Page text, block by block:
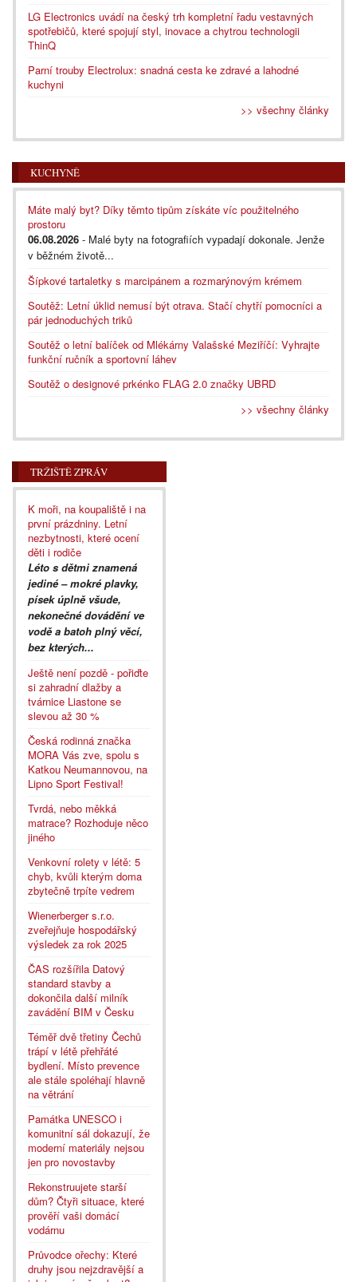
LG Electronics uvádí na český trh kompletní řadu vestavných
spotřebičů, které spojují styl, inovace a chytrou technologii
ThinQ
Parní trouby Electrolux: snadná cesta ke zdravé a lahodné
kuchyni
>> všechny články
KUCHYNĚ
Máte malý byt? Díky těmto tipům získáte víc použitelného
prostoru
06.08.2026 - Malé byty na fotografiích vypadají dokonale. Jenže
v běžném životě...
Šípkové tartaletky s marcipánem a rozmarýnovým krémem
Soutěž: Letní úklid nemusí být otrava. Stačí chytří pomocníci a
pár jednoduchých triků
Soutěž o letní balíček od Mlékárny Valašské Meziříčí: Vyhrajte
funkční ručník a sportovní láhev
Soutěž o designové prkénko FLAG 2.0 značky UBRD
>> všechny články
TRŽIŠTĚ ZPRÁV
K moři, na koupaliště i na
první prázdniny. Letní
nezbytnosti, které ocení
děti i rodiče
Léto s dětmi znamená
jediné – mokré plavky,
písek úplně všude,
nekonečné dovádění ve
vodě a batoh plný věcí,
bez kterých...
Ještě není pozdě - pořiďte
si zahradní dlažby a
tvárnice Liastone se
slevou až 30 %
Česká rodinná značka
MORA Vás zve, spolu s
Katkou Neumannovou, na
Lipno Sport Festival!
Tvrdá, nebo měkká
matrace? Rozhoduje něco
jiného
Venkovní rolety v létě: 5
chyb, kvůli kterým doma
zbytečně trpíte vedrem
Wienerberger s.r.o.
zveřejňuje hospodářský
výsledek za rok 2025
ČAS rozšířila Datový
standard stavby a
dokončila další milník
zavádění BIM v Česku
Téměř dvě třetiny Čechů
trápí v létě přehřáté
bydlení. Místo prevence
ale stále spoléhají hlavně
na větrání
Památka UNESCO i
komunitní sál dokazují, že
moderní materiály nejsou
jen pro novostavby
Rekonstruujete starší
dům? Čtyři situace, které
prověří vaši domácí
vodárnu
Průvodce ořechy: Které
druhy jsou nejzdravější a